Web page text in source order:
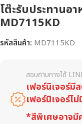
โต๊ะรับประทานอ
MD7115KD
รหัสสินค้า: MD7115KD
สอบถามทางได้
เฟอร์นิเจอร์มี
เฟอร์นิเจอร์ไ
*สีพิเศษอาจมี